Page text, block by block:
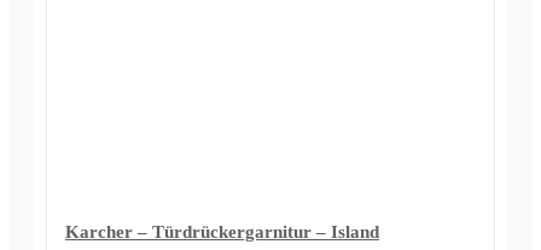
Karcher – Türdrückergarnitur – Island